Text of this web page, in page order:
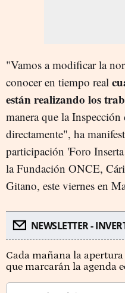
"Vamos a modificar la
conocer en tiempo real
están realizando los
manera que la
directamente", ha
participación 'Foro
la Fundación ONCE,
Gitano, este viernes en
NEWSLETTER -
Cada mañana la
que marcarán la agenda